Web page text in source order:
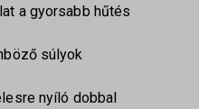
a gyorsabb hűtés
súlyok
nyíló dobbal